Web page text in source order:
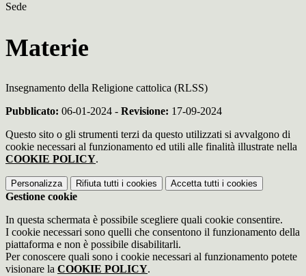
Sede
Materie
Insegnamento della Religione cattolica (RLSS)
Pubblicato: 06-01-2024 - Revisione: 17-09-2024
Questo sito o gli strumenti terzi da questo utilizzati si avvalgono di
cookie necessari al funzionamento ed utili alle finalità illustrate nella
COOKIE POLICY.
Personalizza Rifiuta tutti i cookies Accetta tutti i cookies
Gestione cookie
In questa schermata è possibile scegliere quali cookie consentire.
I cookie necessari sono quelli che consentono il funzionamento della
piattaforma e non è possibile disabilitarli.
Per conoscere quali sono i cookie necessari al funzionamento potete
visionare la COOKIE POLICY.